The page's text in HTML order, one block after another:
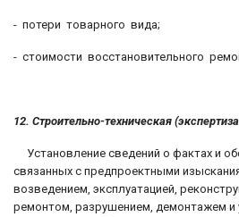
- потери товарного вида;
- стоимости восстановительного
12. Строительно-техническая
Установление сведений о фактах и
связанных с предпроектными
возведением, эксплуата­цией,
ремонтом, разрушением, демонтажем и